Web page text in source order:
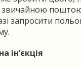
звичайною
запросити
ін’єкція